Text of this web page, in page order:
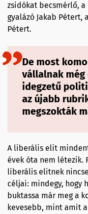
zsidókat becsmérlő,
gyalázó Jakab Pétert,
Pétert.
De most
vállalnak még
idegzetű
az újabb
megszokták
A liberális elit
évek óta nem létezik.
liberális elitnek
céljai: mindegy, hogy
buktassa már meg a
kevesebb, mint amit